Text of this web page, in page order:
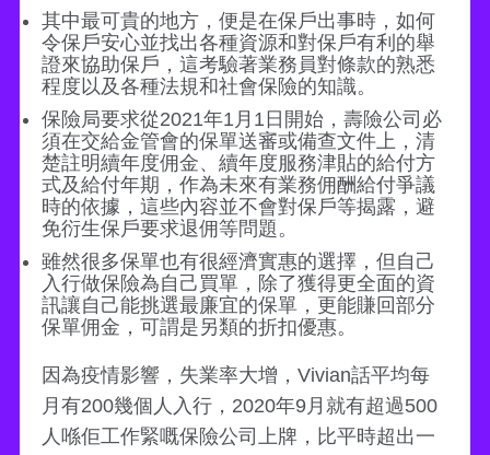
其中最可貴的地方，便是在保戶出事時，如何
令保戶安心並找出各種資源和對保戶有利的舉
證來協助保戶，這考驗著業務員對條款的熟悉
程度以及各種法規和社會保險的知識。
保險局要求從2021年1月1日開始，壽險公司必
須在交給金管會的保單送審或備查文件上，清
楚註明續年度佣金、續年度服務津貼的給付方
式及給付年期，作為未來有業務佣酬給付爭議
時的依據，這些內容並不會對保戶等揭露，避
免衍生保戶要求退佣等問題。
雖然很多保單也有很經濟實惠的選擇，但自己
入行做保險為自己買單，除了獲得更全面的資
訊讓自己能挑選最廉宜的保單，更能賺回部分
保單佣金，可謂是另類的折扣優惠。
因為疫情影響，失業率大增，Vivian話平均每
月有200幾個人入行，2020年9月就有超過500
人喺佢工作緊嘅保險公司上牌，比平時超出一